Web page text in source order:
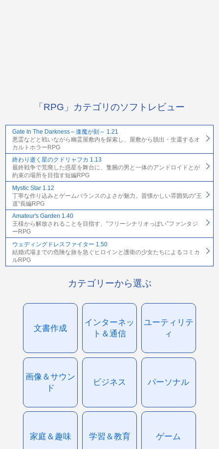
「RPG」カテゴリのソフトレビュー
Gate In The Darkness～逢魔が刻～ 1.21
悪霊などと戦いながら幽霊屋敷内を探索し、屋敷から脱出・生還するオ
カルトホラーRPG
終わり逝く星のクドリャフカ 1.13
最終戦争で荒廃した惑星を舞台に、隻腕の男と一体のアンドロイドとが
約束の場所を目指す短編RPG
Mystic Star 1.12
丁寧な作り込みとゲームバランスのよさが魅力。昔懐かしい雰囲気の“王
道”長編RPG
Amateur's Garden 1.40
王様から解放されることを目指す、“フリーシナリオっぽい”ファンタジ
ーRPG
ウェディングドレスファイター 1.50
結婚式場までの危険な旅を急ぐヒロインと護衛の少女たちによるコミカ
ルRPG
カテゴリーから選ぶ
文書作成
インターネッ
ト＆通信
ユーティリテ
ィ
画像＆サウン
ド
ビジネス パーソナル
家庭＆趣味 学習＆教育 ゲーム